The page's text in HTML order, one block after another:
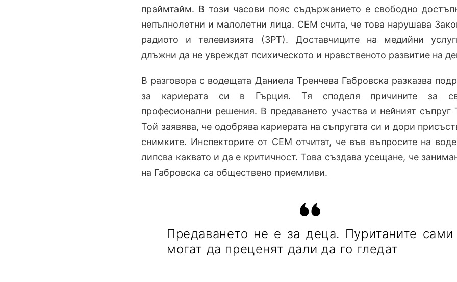
праймтайм. В този часови пояс съдържанието е свободно
непълнолетни и малолетни лица. СЕМ счита, че това нарушава
радиото и телевизията (ЗРТ). Доставчиците на медийни
длъжни да не увреждат психическото и нравственото развитие на
В разговора с водещата Даниела Тренчева Габровска разказва
за кариерата си в Гърция. Тя споделя причините за
професионални решения. В предаването участва и нейният съпруг
Той заявява, че одобрява кариерата на съпругата си и дори
снимките. Инспекторите от СЕМ отчитат, че във въпросите на
липсва каквато и да е критичност. Това създава усещане, че
на Габровска са обществено приемливи.
Предаването не е за деца. Пуританите сами
могат да преценят дали да го гледат